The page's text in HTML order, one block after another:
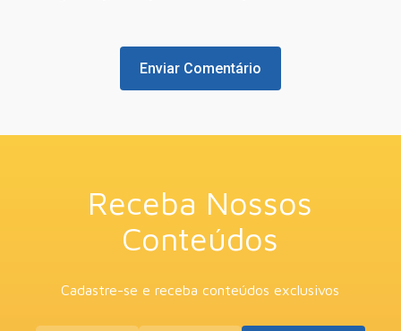
Receba Nossos
Conteúdos
Cadastre-se e receba conteúdos exclusivos